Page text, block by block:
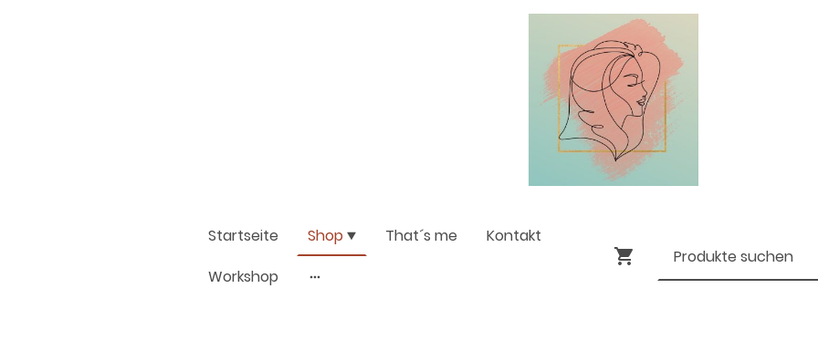
Startseite Shop That´s me
Kontakt
Workshop